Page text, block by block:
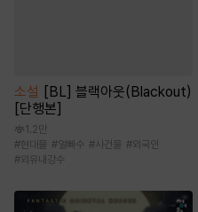
소설 [BL] 블랙아웃(Blackout)
[단행본]
1.2만
#현대물 #얼빠수 #사건물 #외국인
#외유내강수